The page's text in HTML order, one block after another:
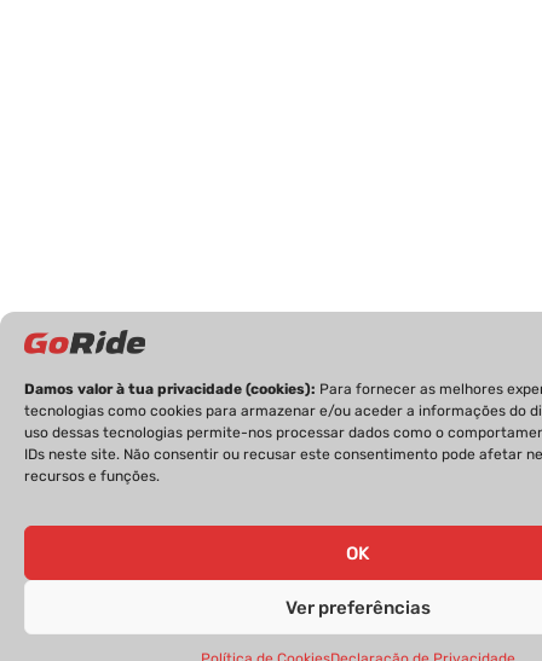
Damos valor à tua privacidade (cookies): Para fornecer as melhores
tecnologias como cookies para armazenar e/ou aceder a informações do
uso dessas tecnologias permite-nos processar dados como o
IDs neste site. Não consentir ou recusar este consentimento pode afetar
recursos e funções.
OK
Ver preferências